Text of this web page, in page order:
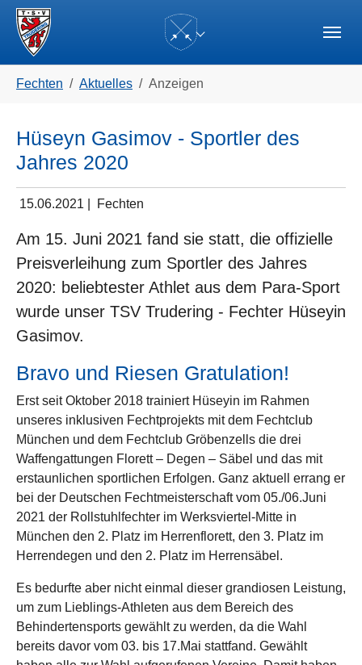
Skip to main navigation
Zum Hauptinhalt springen
Skip to page footer
Fechten Aktuelles Anzeigen
Hüseyn Gasimov - Sportler des
Jahres 2020
15.06.2021 Fechten
Am 15. Juni 2021 fand sie statt, die offizielle
Preisverleihung zum Sportler des Jahres
2020: beliebtester Athlet aus dem Para-Sport
wurde unser TSV Trudering - Fechter Hüseyin
Gasimov.
Bravo und Riesen Gratulation!
Erst seit Oktober 2018 trainiert Hüseyin im Rahmen
unseres inklusiven Fechtprojekts mit dem Fechtclub
München und dem Fechtclub Gröbenzells die drei
Waffengattungen Florett – Degen – Säbel und das mit
erstaunlichen sportlichen Erfolgen. Ganz aktuell errang er
bei der Deutschen Fechtmeisterschaft vom 05./06.Juni
2021 der Rollstuhlfechter im Werksviertel-Mitte in
München den 2. Platz im Herrenflorett, den 3. Platz im
Herrendegen und den 2. Platz im Herrensäbel.
Es bedurfte aber nicht einmal dieser grandiosen Leistung,
um zum Lieblings-Athleten aus dem Bereich des
Behindertensports gewählt zu werden, da die Wahl
bereits davor vom 03. bis 17.Mai stattfand. Gewählt